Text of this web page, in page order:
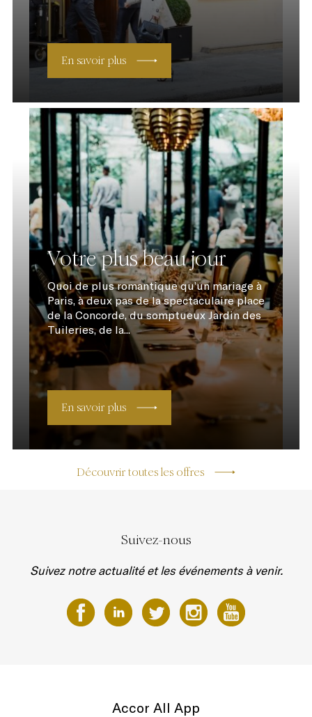
En savoir plus
Votre plus beau jour
Quoi de plus romantique qu’un mariage à
Paris, à deux pas de la spectaculaire place
de la Concorde, du somptueux Jardin des
Tuileries, de la...
En savoir plus
Découvrir toutes les offres
Suivez-nous
Suivez notre actualité et les événements à venir.
Accor All App